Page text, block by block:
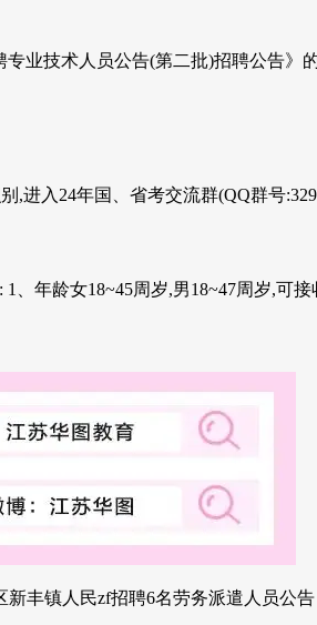
业技术人员公告(第二批)招聘公告》
入24年国、省考交流群(QQ群号
年龄女18~45周岁,男18~47周岁,可
丰镇人民zf招聘6名劳务派遣人员公告